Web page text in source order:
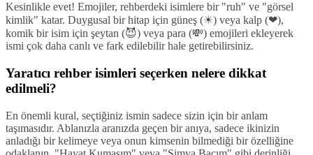
Kesinlikle evet! Emojiler, rehberdeki isimlere bir "ruh" ve "görsel
kimlik" katar. Duygusal bir hitap için güneş (☀) veya kalp (❤),
komik bir isim için şeytan (😈) veya para (💸) emojileri ekleyerek
ismi çok daha canlı ve fark edilebilir hale getirebilirsiniz.
Yaratıcı rehber isimleri seçerken nelere dikkat
edilmeli?
En önemli kural, seçtiğiniz ismin sadece sizin için bir anlam
taşımasıdır. Ablanızla aranızda geçen bir anıya, sadece ikinizin
anladığı bir kelimeye veya onun kimsenin bilmediği bir özelliğine